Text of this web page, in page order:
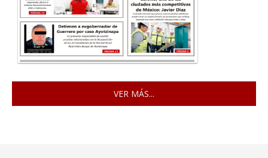
VER MÁS...